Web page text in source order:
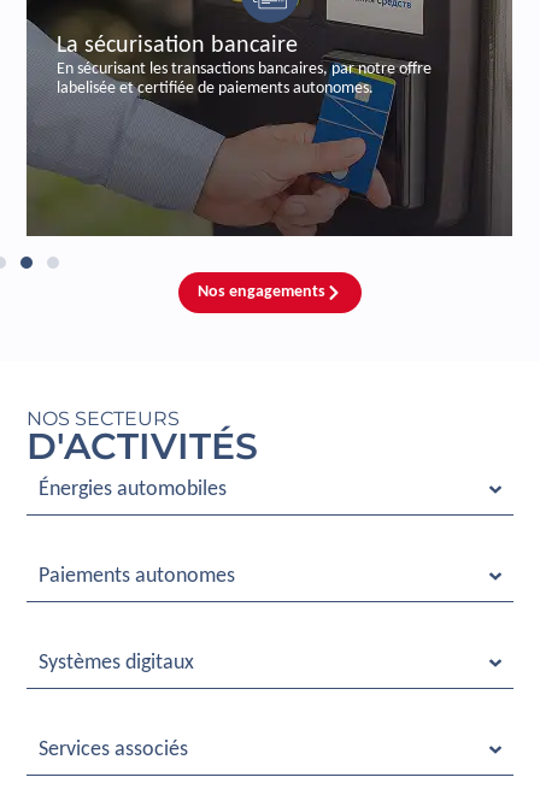
La sécurisation bancaire
En sécurisant les transactions bancaires, par notre offre
labelisée et certifiée de paiements autonomes.
Nos engagements
NOS SECTEURS
D'ACTIVITÉS
Énergies automobiles
Paiements autonomes
Systèmes digitaux
Services associés